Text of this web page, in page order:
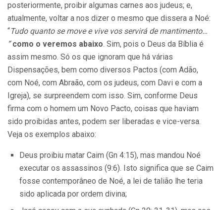
posteriormente, proibir algumas carnes aos judeus; e,
atualmente, voltar a nos dizer o mesmo que dissera a Noé:
“Tudo quanto se move e vive vos servirá de mantimento…
” como o veremos abaixo. Sim, pois o Deus da Bíblia é
assim mesmo. Só os que ignoram que há várias
Dispensações, bem como diversos Pactos (com Adão,
com Noé, com Abraão, com os judeus, com Davi e com a
Igreja), se surpreendem com isso. Sim, conforme Deus
firma com o homem um Novo Pacto, coisas que haviam
sido proibidas antes, podem ser liberadas e vice-versa.
Veja os exemplos abaixo:
Deus proibiu matar Caim (Gn 4:15), mas mandou Noé
executar os assassinos (9:6). Isto significa que se Caim
fosse contemporâneo de Noé, a lei de talião lhe teria
sido aplicada por ordem divina;